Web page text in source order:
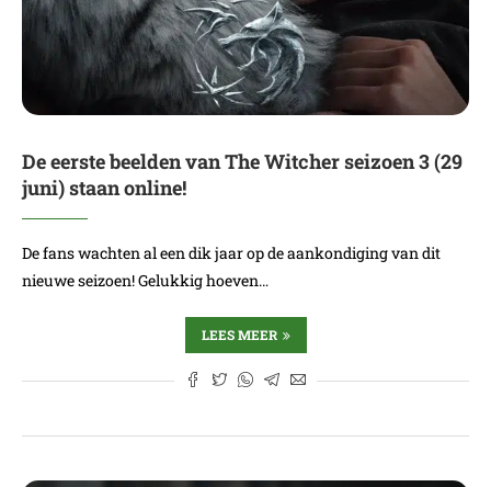
De eerste beelden van The Witcher seizoen 3 (29
juni) staan online!
De fans wachten al een dik jaar op de aankondiging van dit
nieuwe seizoen! Gelukkig hoeven…
LEES MEER